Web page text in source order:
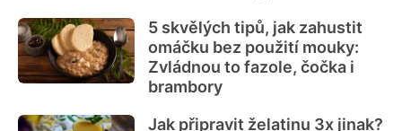
5 skvělých tipů, jak zahustit
omáčku bez použití mouky:
Zvládnou to fazole, čočka i
brambory
Jak připravit želatinu 3x jinak?